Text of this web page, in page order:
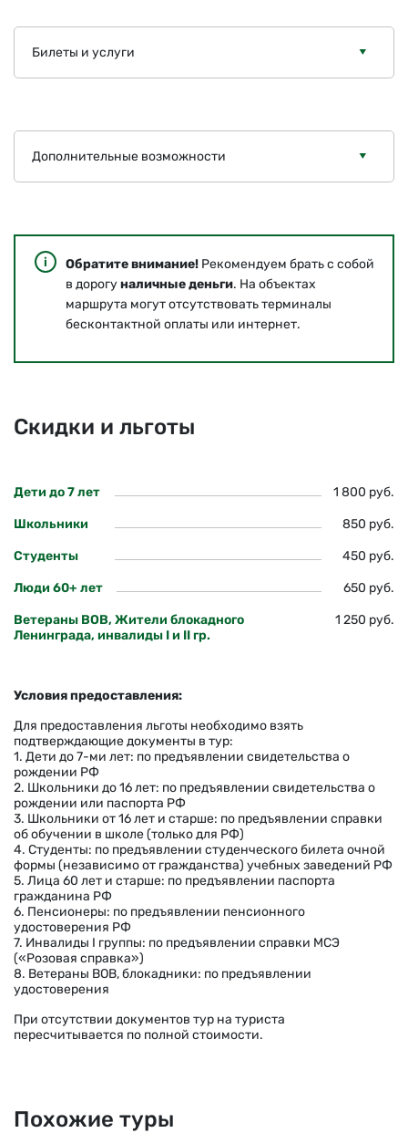
Билеты и услуги
Дополнительные возможности
Обратите внимание! Рекомендуем брать с собой
в дорогуналичные деньги. На объектах
маршрута могут отсутствовать терминалы
бесконтактной оплаты или интернет.
Скидки и льготы
Дети до 7 лет 1 800 руб.
Школьники 850 руб.
Студенты 450 руб.
Люди 60+ лет 650 руб.
Ветераны ВОВ, Жители блокадного
Ленинграда, инвалиды I и II гр.
1 250 руб.
Условия предоставления:
Для предоставления льготы необходимо взять
подтверждающие документы в тур:
1. Дети до 7-ми лет: по предъявлении свидетельства о
рождении РФ
2. Школьники до 16 лет: по предъявлении свидетельства о
рождении или паспорта РФ
3. Школьники от 16 лет и старше: по предъявлении справки
об обучении в школе (только для РФ)
4. Студенты: по предъявлении студенческого билета очной
формы (независимо от гражданства) учебных заведений РФ
5. Лица 60 лет и старше: по предъявлении паспорта
гражданина РФ
6. Пенсионеры: по предъявлении пенсионного
удостоверения РФ
7. Инвалиды I группы: по предъявлении справки МСЭ
(«Розовая справка»)
8. Ветераны ВОВ, блокадники: по предъявлении
удостоверения
При отсутствии документов тур на туриста
пересчитывается по полной стоимости.
Похожие туры